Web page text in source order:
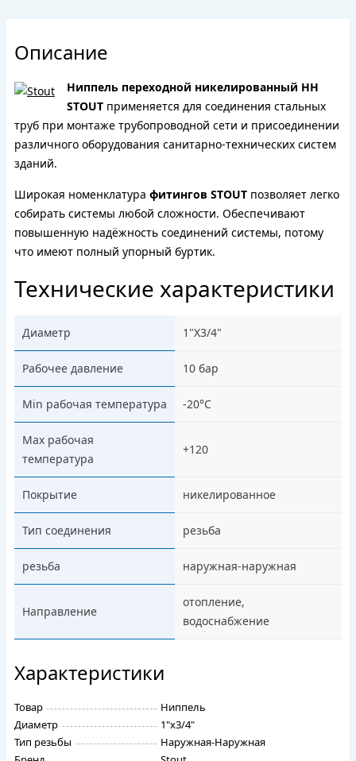
Описание
Ниппель переходной никелированный HH
STOUT применяется для соединения стальных
труб при монтаже трубопроводной сети и присоединении
различного оборудования санитарно-технических систем
зданий.
Широкая номенклатура фитингов STOUT позволяет легко
собирать системы любой сложности. Обеспечивают
повышенную надёжность соединений системы, потому
что имеют полный упорный буртик.
Технические характеристики
Диаметр 1"X3/4"
Рабочее давление 10 бар
Min рабочая температура -20°C
Max рабочая
температура
+120
Покрытие никелированное
Тип соединения резьба
резьба наружная-наружная
Направление
отопление,
водоснабжение
Характеристики
Товар
Ниппель
Диаметр
1"х3/4"
Тип резьбы
Наружная-Наружная